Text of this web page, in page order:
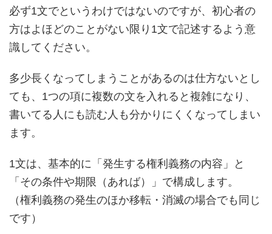
必ず1文でというわけではないのですが、初心者の
方はよほどのことがない限り1文で記述するよう意
識してください。
多少長くなってしまうことがあるのは仕方ないとし
ても、1つの項に複数の文を入れると複雑になり、
書いてる人にも読む人も分かりにくくなってしまい
ます。
1文は、基本的に「発生する権利義務の内容」と
「その条件や期限（あれば）」で構成します。
（権利義務の発生のほか移転・消滅の場合でも同じ
です）